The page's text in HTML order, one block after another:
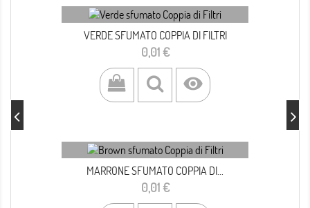
VERDE SFUMATO COPPIA DI FILTRI
Prezzo
0,01 €

MARRONE SFUMATO COPPIA DI...
Prezzo
0,01 €